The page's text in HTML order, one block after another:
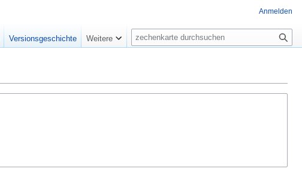
Anmelden
Versionsgeschichte Weitere
Suche